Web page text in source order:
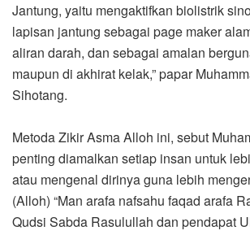
Jantung, yaitu mengaktifkan biolistrik
lapisan jantung sebagai page maker
aliran darah, dan sebagai amalan
maupun di akhirat kelak,” papar
Sihotang.
Metoda Zikir Asma Alloh ini, sebut
penting diamalkan setiap insan untuk
atau mengenal dirinya guna lebih
(Alloh) “Man arafa nafsahu faqad arafa
Qudsi Sabda Rasulullah dan pendapat